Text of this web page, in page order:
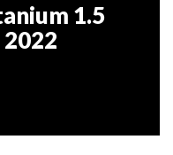
1.5